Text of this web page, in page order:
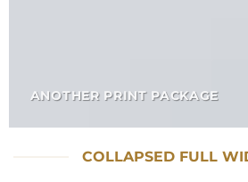
ANOTHER PRINT PACKAGE
COLLAPSED FULL